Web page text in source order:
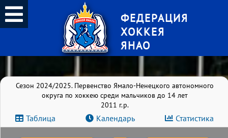
ФЕДЕРАЦИЯ
ХОККЕЯ
ЯНАО
Сезон 2024/2025. Первенство Ямало-Ненецкого автономного
округа по хоккею среди мальчиков до 14 лет
2011 г.р.
Таблица Календарь Статистика